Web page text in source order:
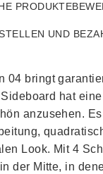
PRODUKTE
UND
04 bringt
Sideboard hat
anzusehen.
Look. Mit 4
der Mitte, in